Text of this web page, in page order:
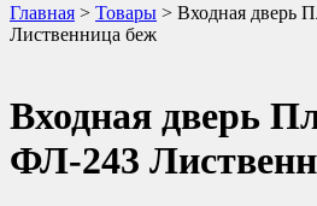
Главная > Товары > Входная дверь
Лиственница беж
Входная дверь
ФЛ-243